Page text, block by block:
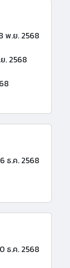
พ.ย. 2568
. 2568
ธ.ค. 2568
ธ.ค. 2568